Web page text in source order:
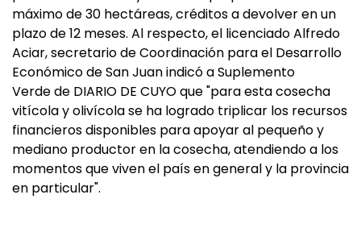
máximo de 30 hectáreas, créditos a devolver en un
plazo de 12 meses. Al respecto, el licenciado Alfredo
Aciar, secretario de Coordinación para el Desarrollo
Económico de San Juan indicó a Suplemento
Verde de DIARIO DE CUYO que "para esta cosecha
vitícola y olivícola se ha logrado triplicar los recursos
financieros disponibles para apoyar al pequeño y
mediano productor en la cosecha, atendiendo a los
momentos que viven el país en general y la provincia
en particular".